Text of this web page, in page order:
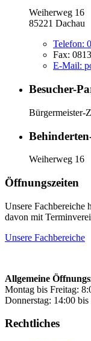
Weiherweg 16
85221 Dachau
Telefon:
Fax:
E-Mail:
Besucher-
Bürgermeister-
Weiherweg 16
Öffnungszeiten
Unsere Fachbereiche
davon mit
Unsere Fachbereiche
Allgemeine
Montag bis Freitag:
Donnerstag: 14:00
Rechtliches